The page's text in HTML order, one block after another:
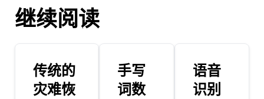
继续阅读
传统的
灾难恢
手写
词数
语音
识别